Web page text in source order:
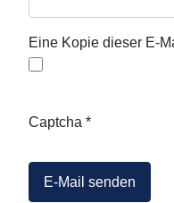
Eine Kopie dieser E-
Captcha *
E-Mail senden